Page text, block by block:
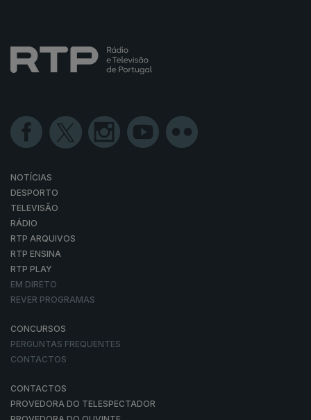
NOTÍCIAS
DESPORTO
TELEVISÃO
RÁDIO
RTP ARQUIVOS
RTP ENSINA
RTP PLAY
EM DIRETO
REVER PROGRAMAS
CONCURSOS
PERGUNTAS FREQUENTES
CONTACTOS
CONTACTOS
PROVEDORA DO TELESPECTADOR